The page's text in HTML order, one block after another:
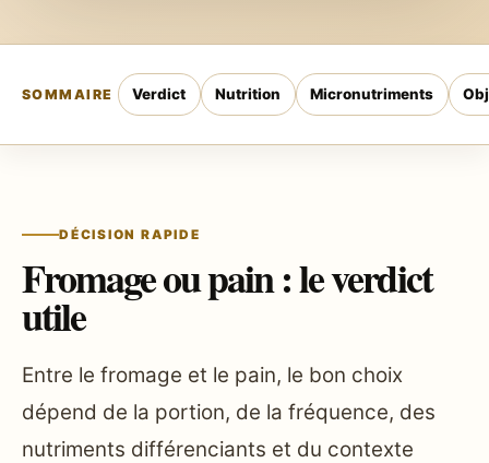
SOMMAIRE Verdict Nutrition Micronutriments
DÉCISION RAPIDE
Fromage ou pain : le verdict
utile
Entre le fromage et le pain, le bon choix
dépend de la portion, de la fréquence, des
nutriments différenciants et du contexte